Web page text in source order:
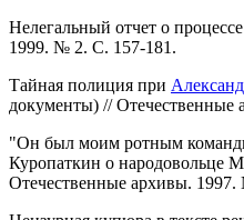
Нелегальный отчет о
1999. № 2. С. 157-181.
Тайная полиция при
документы) //
"Он был моим ротным
Куропаткин о народовольце
Отечественные архивы.